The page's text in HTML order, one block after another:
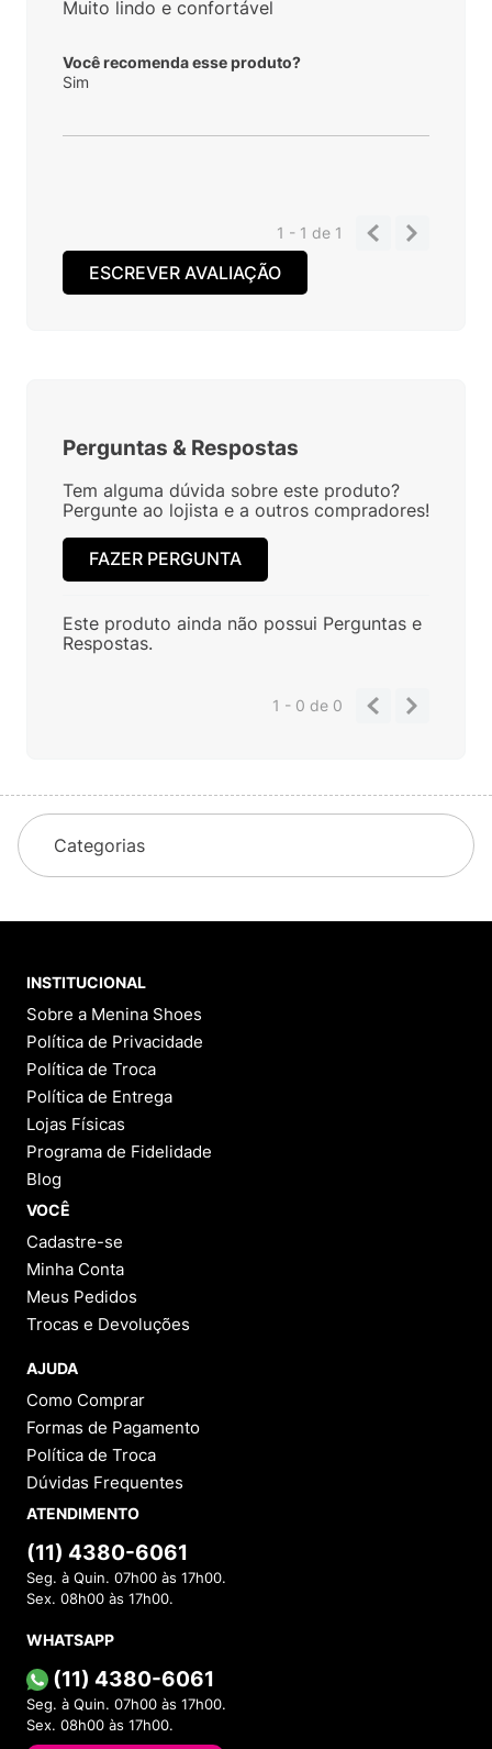
Muito lindo e confortável
Você recomenda esse produto?
Sim
1 - 1de 1
ESCREVER AVALIAÇÃO
Perguntas & Respostas
Tem alguma dúvida sobre este produto?
Pergunte ao lojista e a outros compradores!
FAZER PERGUNTA
Este produto ainda não possui Perguntas e
Respostas.
1 - 0de 0
Categorias
INSTITUCIONAL
Sobre a Menina Shoes
Política de Privacidade
Política de Troca
Política de Entrega
Lojas Físicas
Programa de Fidelidade
Blog
VOCÊ
Cadastre-se
Minha Conta
Meus Pedidos
Trocas e Devoluções
AJUDA
Como Comprar
Formas de Pagamento
Política de Troca
Dúvidas Frequentes
ATENDIMENTO
(11) 4380-6061
Seg. à Quin. 07h00 às 17h00.
Sex. 08h00 às 17h00.
WHATSAPP
(11) 4380-6061
Seg. à Quin. 07h00 às 17h00.
Sex. 08h00 às 17h00.